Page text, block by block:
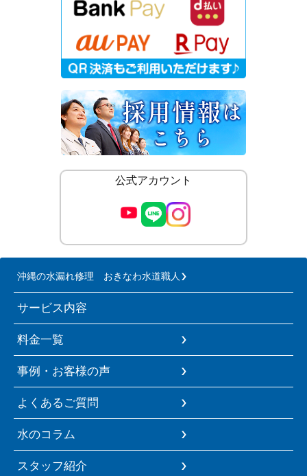
公式アカウント
沖縄の水漏れ修理 おきなわ水道職人
サービス内容
料金一覧
事例・お客様の声
よくあるご質問
水のコラム
スタッフ紹介